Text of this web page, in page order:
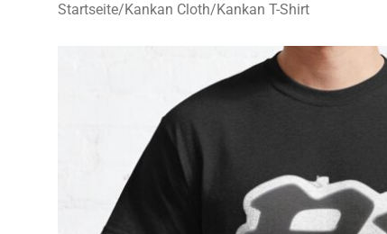
Startseite/Kankan Cloth/Kankan T-Shirt